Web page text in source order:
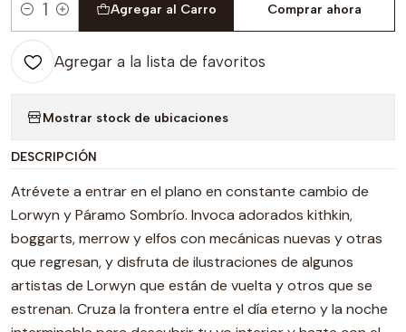
Cantidad
Agregar al Carro Comprar ahora
Agregar a la lista de favoritos
Mostrar stock de ubicaciones
DESCRIPCIÓN
Atrévete a entrar en el plano en constante cambio de
Lorwyn y Páramo Sombrío. Invoca adorados kithkin,
boggarts, merrow y elfos con mecánicas nuevas y otras
que regresan, y disfruta de ilustraciones de algunos
artistas de Lorwyn que están de vuelta y otros que se
estrenan. Cruza la frontera entre el día eterno y la noche